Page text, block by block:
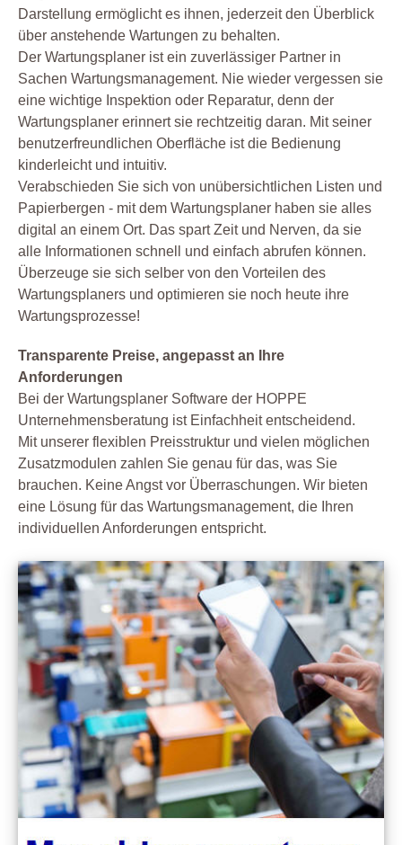
Darstellung ermöglicht es ihnen, jederzeit den Überblick
über anstehende Wartungen zu behalten.
Der Wartungsplaner ist ein zuverlässiger Partner in
Sachen Wartungsmanagement. Nie wieder vergessen sie
eine wichtige Inspektion oder Reparatur, denn der
Wartungsplaner erinnert sie rechtzeitig daran. Mit seiner
benutzerfreundlichen Oberfläche ist die Bedienung
kinderleicht und intuitiv.
Verabschieden Sie sich von unübersichtlichen Listen und
Papierbergen - mit dem Wartungsplaner haben sie alles
digital an einem Ort. Das spart Zeit und Nerven, da sie
alle Informationen schnell und einfach abrufen können.
Überzeuge sie sich selber von den Vorteilen des
Wartungsplaners und optimieren sie noch heute ihre
Wartungsprozesse!
Transparente Preise, angepasst an Ihre
Anforderungen
Bei der Wartungsplaner Software der HOPPE
Unternehmensberatung ist Einfachheit entscheidend.
Mit unserer flexiblen Preisstruktur und vielen möglichen
Zusatzmodulen zahlen Sie genau für das, was Sie
brauchen. Keine Angst vor Überraschungen. Wir bieten
eine Lösung für das Wartungsmanagement, die Ihren
individuellen Anforderungen entspricht.